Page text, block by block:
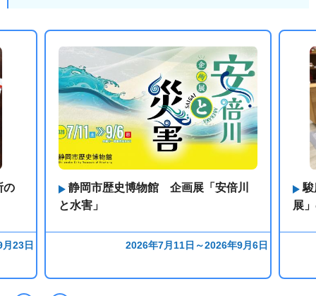
の
23日
静岡市歴史博物館 企画展「安倍川
と水害」
2026年7月11日～2026年9月6日
駿
展